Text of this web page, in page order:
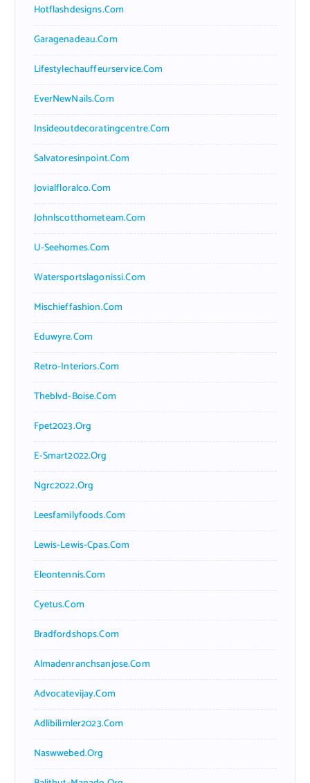
Hotflashdesigns.com
Garagenadeau.com
Lifestylechauffeurservice.com
EverNewNails.com
Insideoutdecoratingcentre.com
Salvatoresinpoint.com
Jovialfloralco.com
Johnlscotthometeam.com
U-Seehomes.com
Watersportslagonissi.com
Mischieffashion.com
Eduwyre.com
Retro-Interiors.com
Theblvd-Boise.com
Fpet2023.org
E-Smart2022.org
Ngrc2022.org
Leesfamilyfoods.com
Lewis-Lewis-Cpas.com
Eleontennis.com
Cyetus.com
Bradfordshops.com
Almadenranchsanjose.com
Advocatevijay.com
Adlibilimler2023.com
Naswwebed.org